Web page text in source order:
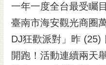
市民互動
黃
偉
哲
一年一度全台最受矚
臺南市海安觀光商圈
DJ狂歡派對」昨 (25)
開跑！活動連續兩天